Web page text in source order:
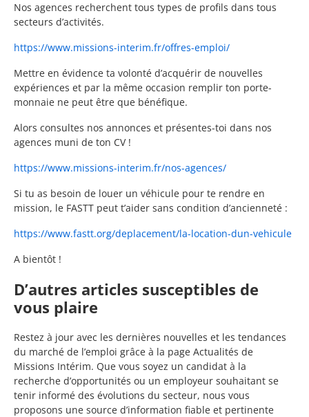
Nos agences recherchent tous types de profils dans tous
secteurs d’activités.
https://www.missions-interim.fr/offres-emploi/
Mettre en évidence ta volonté d’acquérir de nouvelles
expériences et par la même occasion remplir ton porte-
monnaie ne peut être que bénéfique.
Alors consultes nos annonces et présentes-toi dans nos
agences muni de ton CV !
https://www.missions-interim.fr/nos-agences/
Si tu as besoin de louer un véhicule pour te rendre en
mission, le FASTT peut t’aider sans condition d’ancienneté :
https://www.fastt.org/deplacement/la-location-dun-vehicule
A bientôt !
D’autres articles susceptibles de
vous plaire
Restez à jour avec les dernières nouvelles et les tendances
du marché de l’emploi grâce à la page Actualités de
Missions Intérim. Que vous soyez un candidat à la
recherche d’opportunités ou un employeur souhaitant se
tenir informé des évolutions du secteur, nous vous
proposons une source d’information fiable et pertinente